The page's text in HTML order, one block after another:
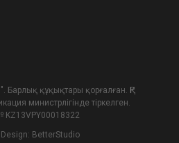
Барлық құқықтары қорғалған. ҚР
министрлігінде тіркелген.
KZ13VPY00018322
BetterStudio